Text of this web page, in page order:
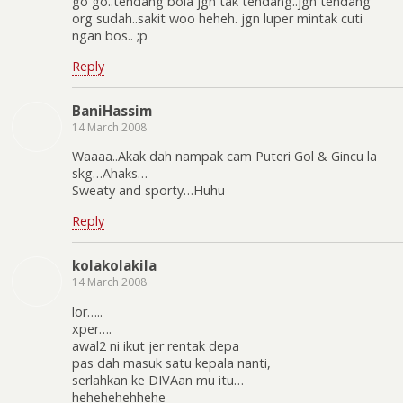
org sudah..sakit woo heheh. jgn luper mintak cuti
ngan bos.. ;p
Reply
BaniHassim
14 March 2008
Waaaa..Akak dah nampak cam Puteri Gol & Gincu la
skg…Ahaks…
Sweaty and sporty…Huhu
Reply
kolakolakila
14 March 2008
lor…..
xper….
awal2 ni ikut jer rentak depa
pas dah masuk satu kepala nanti,
serlahkan ke DIVAan mu itu…
hehehehehhehe